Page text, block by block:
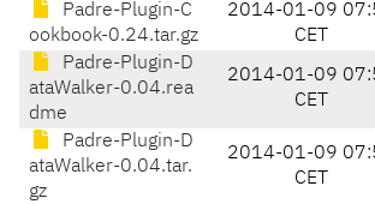
Padre-Plugin-C
ookbook-0.24.tar.gz
2014-01-09
CET
Padre-Plugin-D
ataWalker-0.04.rea
dme
2014-01-09
CET
Padre-Plugin-D
ataWalker-0.04.tar.
gz
2014-01-09
CET